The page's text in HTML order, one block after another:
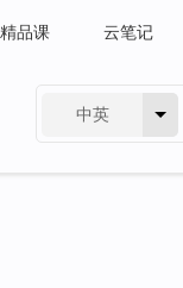
品课 云笔记
中英